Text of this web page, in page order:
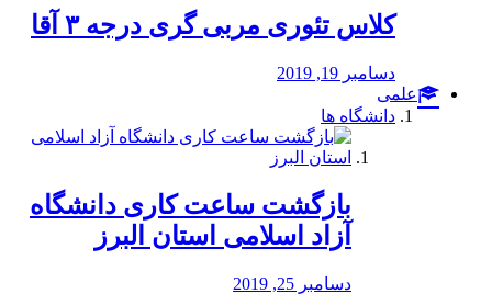
کلاس تئوری مربی گری درجه ۳ آقا
دسامبر 19, 2019
علمی
دانشگاه ها
بازگشت ساعت کاری دانشگاه
آزاد اسلامی استان البرز
دسامبر 25, 2019